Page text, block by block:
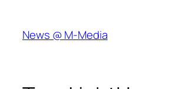
content
News @ M-Media